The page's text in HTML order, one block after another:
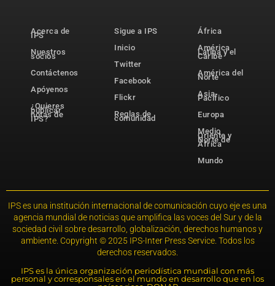
Acerca de
IPS
Nuestros
socios
Contáctenos
Apóyenos
¿Quieres
publicar
notas de
IPS?
Sigue a IPS
Inicio
Twitter
Facebook
Flickr
Reglas de
comunidad
África
América
Latina y el
Caribe
América del
Norte
Asia-
Pacífico
Europa
Medio
Oriente y
Norte de
África
Mundo
IPS es una institución internacional de comunicación cuyo eje es una
agencia mundial de noticias que amplifica las voces del Sur y de la
sociedad civil sobre desarrollo, globalización, derechos humanos y
ambiente. Copyright © 2025 IPS-Inter Press Service. Todos los
derechos reservados.
IPS es la única organización periodística mundial con más
personal y corresponsales en el mundo en desarrollo que en los